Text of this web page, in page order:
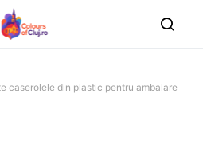
caserolele din plastic pentru ambalare